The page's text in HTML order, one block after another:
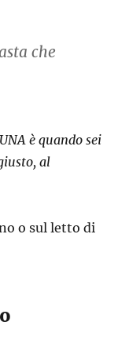
che
è quando sei
al
o sul letto di